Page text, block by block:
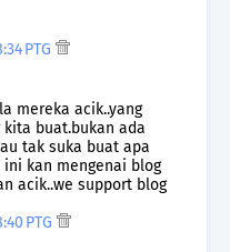
PTG
mereka acik..yang
buat.bukan ada
tak suka buat apa
kan mengenai blog
acik..we support blog
PTG